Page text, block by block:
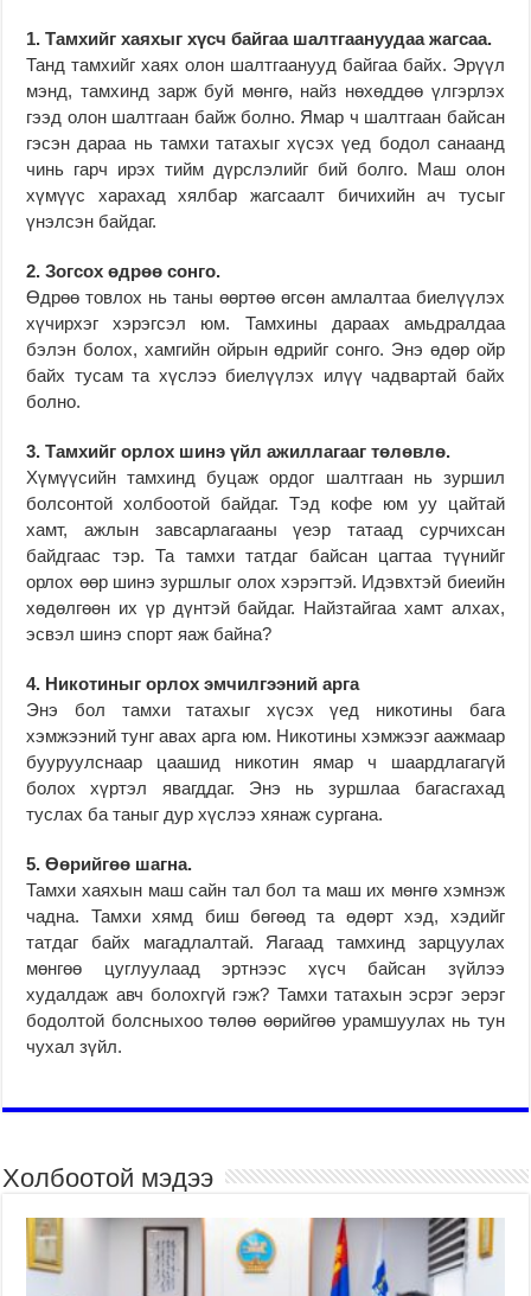
1. Тамхийг хаяхыг хүсч байгаа шалтгаануудаа жагсаа.
Танд тамхийг хаях олон шалтгаанууд байгаа байх. Эрүүл
мэнд, тамхинд зарж буй мөнгө, найз нөхөддөө үлгэрлэх
гээд олон шалтгаан байж болно. Ямар ч шалтгаан байсан
гэсэн дараа нь тамхи татахыг хүсэх үед бодол санаанд
чинь гарч ирэх тийм дүрслэлийг бий болго. Маш олон
хүмүүс харахад хялбар жагсаалт бичихийн ач тусыг
үнэлсэн байдаг.
2. Зогсох өдрөө сонго.
Өдрөө товлох нь таны өөртөө өгсөн амлалтаа биелүүлэх
хүчирхэг хэрэгсэл юм. Тамхины дараах амьдралдаа
бэлэн болох, хамгийн ойрын өдрийг сонго. Энэ өдөр ойр
байх тусам та хүслээ биелүүлэх илүү чадвартай байх
болно.
3. Тамхийг орлох шинэ үйл ажиллагааг төлөвлө.
Хүмүүсийн тамхинд буцаж ордог шалтгаан нь зуршил
болсонтой холбоотой байдаг. Тэд кофе юм уу цайтай
хамт, ажлын завсарлагааны үеэр татаад сурчихсан
байдгаас тэр. Та тамхи татдаг байсан цагтаа түүнийг
орлох өөр шинэ зуршлыг олох хэрэгтэй. Идэвхтэй биеийн
хөдөлгөөн их үр дүнтэй байдаг. Найзтайгаа хамт алхах,
эсвэл шинэ спорт яаж байна?
4. Никотиныг орлох эмчилгээний арга
Энэ бол тамхи татахыг хүсэх үед никотины бага
хэмжээний тунг авах арга юм. Никотины хэмжээг аажмаар
бууруулснаар цаашид никотин ямар ч шаардлагагүй
болох хүртэл явагддаг. Энэ нь зуршлаа багасгахад
туслах ба таныг дур хүслээ хянаж сургана.
5. Өөрийгөө шагна.
Тамхи хаяхын маш сайн тал бол та маш их мөнгө хэмнэж
чадна. Тамхи хямд биш бөгөөд та өдөрт хэд, хэдийг
татдаг байх магадлалтай. Яагаад тамхинд зарцуулах
мөнгөө цуглуулаад эртнээс хүсч байсан зүйлээ
худалдаж авч болохгүй гэж? Тамхи татахын эсрэг эерэг
бодолтой болсныхоо төлөө өөрийгөө урамшуулах нь тун
чухал зүйл.
Холбоотой мэдээ